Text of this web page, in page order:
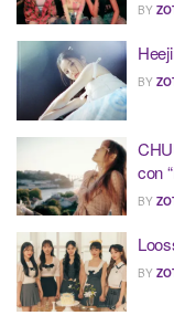
BY
BY
con
BY
BY